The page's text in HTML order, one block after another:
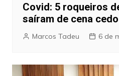
Covid: 5 roqueiros
saíram de cena
Marcos Tadeu 6 de